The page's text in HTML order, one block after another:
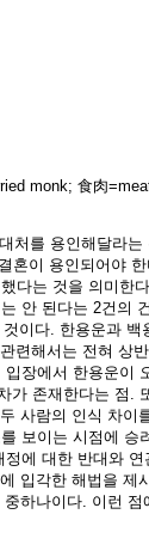
monk; 食肉
처를 용인해달라
혼이 용인되어야
다는 것을 의미한
안 된다는 2건의
이다. 한용운과
련해서는 전혀 상
장에서 한용운이
가 존재한다는 점.
사람의 인식 차이
보이는 시점에
에 대한 반대와
입각한 해법을 제
하나이다. 이런